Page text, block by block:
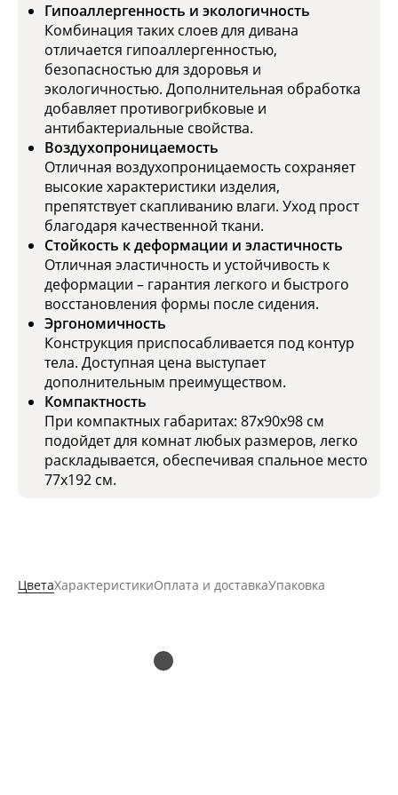
Гипоаллергенность и экологичность
Комбинация таких слоев для дивана
отличается гипоаллергенностью,
безопасностью для здоровья и
экологичностью. Дополнительная обработка
добавляет противогрибковые и
антибактериальные свойства.
Воздухопроницаемость
Отличная воздухопроницаемость сохраняет
высокие характеристики изделия,
препятствует скапливанию влаги. Уход прост
благодаря качественной ткани.
Стойкость к деформации и эластичность
Отличная эластичность и устойчивость к
деформации – гарантия легкого и быстрого
восстановления формы после сидения.
Эргономичность
Конструкция приспосабливается под контур
тела. Доступная цена выступает
дополнительным преимуществом.
Компактность
При компактных габаритах: 87х90х98 см
подойдет для комнат любых размеров, легко
раскладывается, обеспечивая спальное место
77x192 см.
ЦветаХарактеристикиОплата и доставкаУпаковка